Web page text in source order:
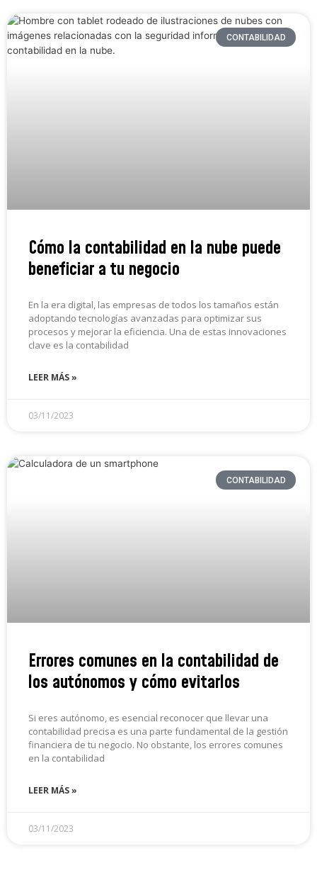
CONTABILIDAD
Cómo la contabilidad en la nube puede
beneficiar a tu negocio
En la era digital, las empresas de todos los tamaños están
adoptando tecnologías avanzadas para optimizar sus
procesos y mejorar la eficiencia. Una de estas innovaciones
clave es la contabilidad
LEER MÁS »
03/11/2023
CONTABILIDAD
Errores comunes en la contabilidad de
los autónomos y cómo evitarlos
Si eres autónomo, es esencial reconocer que llevar una
contabilidad precisa es una parte fundamental de la gestión
financiera de tu negocio. No obstante, los errores comunes
en la contabilidad
LEER MÁS »
03/11/2023